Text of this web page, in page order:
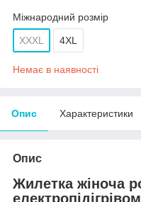
Міжнародний розмір
XXXL 4XL
Немає в наявності
Опис Характеристики
Опис
Жилетка жіноча